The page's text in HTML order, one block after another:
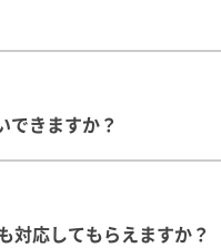
できますか？
対応してもらえますか？